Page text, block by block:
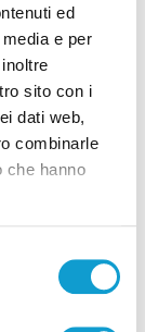
ed
e per
sito con i
dati web,
combinarle
che hanno